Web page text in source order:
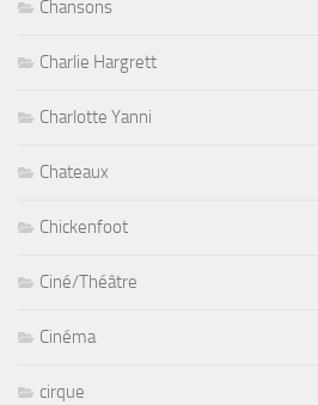
Chansons
Charlie Hargrett
Charlotte Yanni
Chateaux
Chickenfoot
Ciné/Théâtre
Cinéma
cirque